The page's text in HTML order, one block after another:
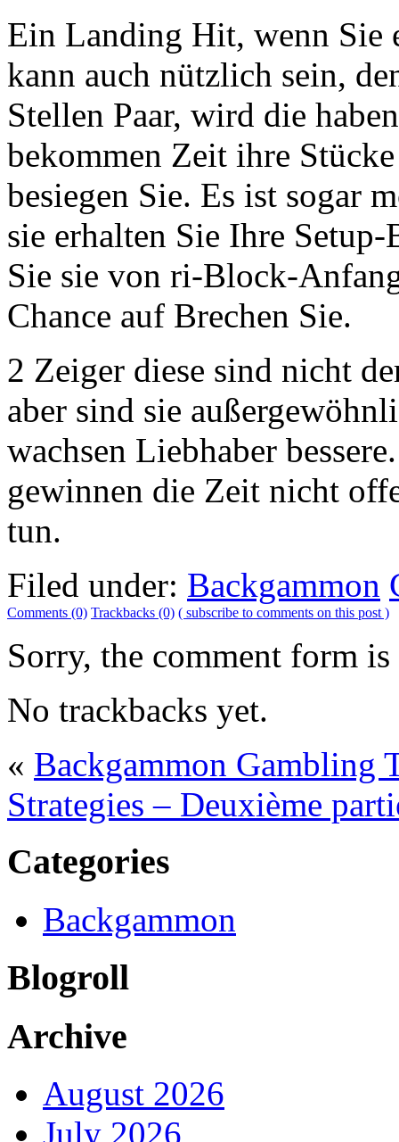
Ein Landing Hit, wenn Sie
kann auch nützlich sein,
Stellen Paar, wird die
bekommen Zeit ihre
besiegen Sie. Es ist sogar
sie erhalten Sie Ihre
Sie sie von ri-Block-
Chance auf Brechen Sie.
2 Zeiger diese sind nicht
aber sind sie
wachsen Liebhaber
gewinnen die Zeit nicht
tun.
Filed under: Backgammon
Comments (0) Trackbacks (0) ( subscribe to comments on this post )
Sorry, the comment form
No trackbacks yet.
« Backgammon Gambling
Strategies – Deuxième
Categories
Backgammon
Blogroll
Archive
August 2026
July 2026